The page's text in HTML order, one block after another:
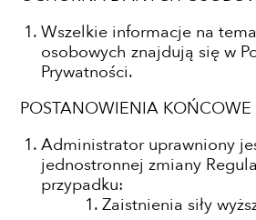
Wszelkie informacje na
osobowych znajdują się w
Prywatności.
POSTANOWIENIA KOŃCOWE
Administrator uprawniony
jednostronnej zmiany
przypadku:
Zaistnienia siły